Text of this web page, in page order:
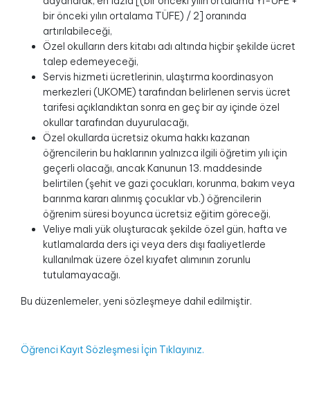
bir önceki yılın ortalama TÜFE) / 2] oranında
artırılabileceği,
Özel okulların ders kitabı adı altında hiçbir şekilde ücret
talep edemeyeceği,
Servis hizmeti ücretlerinin, ulaştırma koordinasyon
merkezleri (UKOME) tarafından belirlenen servis ücret
tarifesi açıklandıktan sonra en geç bir ay içinde özel
okullar tarafından duyurulacağı,
Özel okullarda ücretsiz okuma hakkı kazanan
öğrencilerin bu haklarının yalnızca ilgili öğretim yılı için
geçerli olacağı, ancak Kanunun 13. maddesinde
belirtilen (şehit ve gazi çocukları, korunma, bakım veya
barınma kararı alınmış çocuklar vb.) öğrencilerin
öğrenim süresi boyunca ücretsiz eğitim göreceği,
Veliye mali yük oluşturacak şekilde özel gün, hafta ve
kutlamalarda ders içi veya ders dışı faaliyetlerde
kullanılmak üzere özel kıyafet alımının zorunlu
tutulamayacağı.
Bu düzenlemeler, yeni sözleşmeye dahil edilmiştir.
Öğrenci Kayıt Sözleşmesi İçin Tıklayınız.